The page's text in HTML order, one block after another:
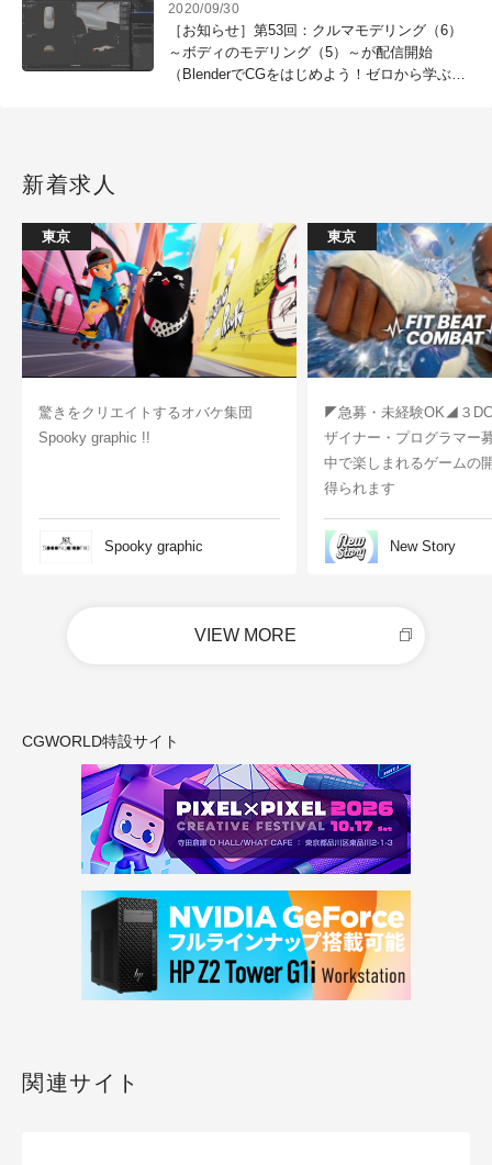
2020/09/30
［お知らせ］第53回：クルマモデリング（6）
～ボディのモデリング（5）～が配信開始
（BlenderでCGをはじめよう！ゼロから学ぶ
新着求人
東京
驚きをクリエイトするオバケ集団
Spooky graphic !!
Spooky graphic
東京
◤急募・未経験OK◢３
ザイナー・プログラマー
中で楽しまれるゲームの
得られます
New Story
VIEW MORE
CGWORLD特設サイト
関連サイト